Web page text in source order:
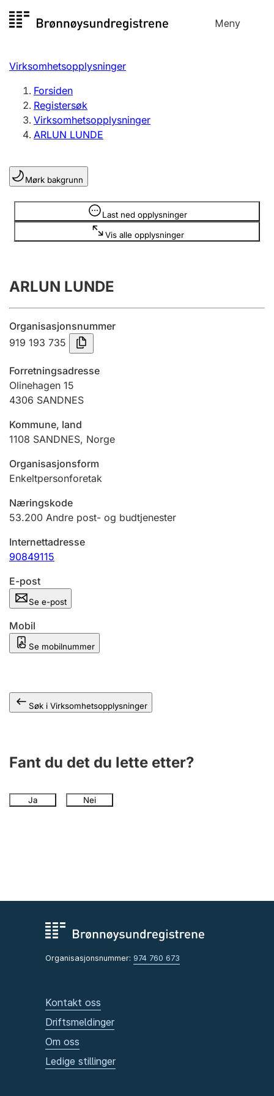
til
Meny
Registersøk
Aksjeselskap
Enkeltpersonforetak
Registrere, endre, slette
Lag og forening
Registrere, endre, slette
Årsregnskap
Innsending og forsinkelsesgebyr
Tinglysing
Jeger
Ektepaktveileder
Offentlig sektor
Andre tema
Virksomhetsopplysninger
Forsiden
Registersøk
Virksomhetsopplysninger
ARLUN LUNDE
Mørk bakgrunn
Last ned opplysninger
Vis alle opplysninger
Opplysninger er skjult
ARLUN LUNDE
Organisasjonsnummer
919 193 735
Forretningsadresse
Olinehagen 15
4306 SANDNES
Kommune, land
1108 SANDNES, Norge
Organisasjonsform
Enkeltpersonforetak
Næringskode
53.200 Andre post- og budtjenester
Internettadresse
90849115
E-post
Se e-post
Mobil
Se mobilnummer
Søk i Virksomhetsopplysninger
Fant du det du lette etter?
Ja Nei
Organisasjonsnummer: 974 760 673
Kontakt oss
Driftsmeldinger
Om oss
Ledige stillinger